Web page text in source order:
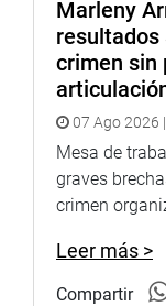
Marleny
resultados
crimen sin
07 Ago 2026
Mesa de
graves
crimen
Leer más >
Compartir